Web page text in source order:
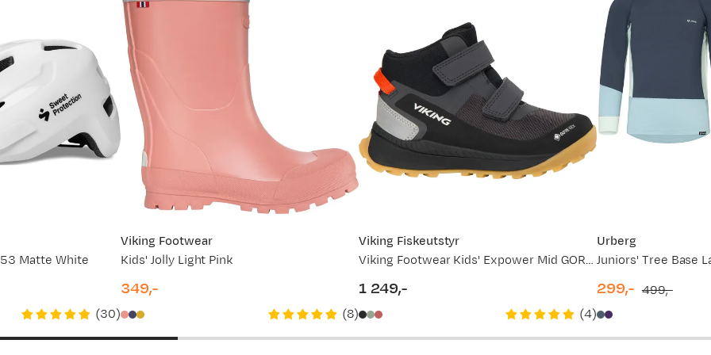
Matte White
(30)
Viking Footwear
Kids' Jolly Light Pink
349,-
(8)
Viking Fiskeutstyr
Viking Footwear Kids' Expower Mid GORE-TEX 2V Black
1 249,-
(4)
Urberg
price
299,-
price
499,-